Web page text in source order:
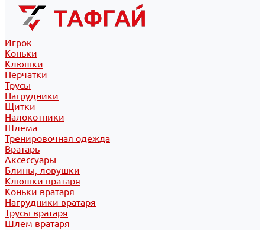
Игрок
Коньки
Клюшки
Перчатки
Трусы
Нагрудники
Щитки
Налокотники
Шлема
Тренировочная одежда
Вратарь
Аксессуары
Блины, ловушки
Клюшки вратаря
Коньки вратаря
Нагрудники вратаря
Трусы вратаря
Шлем вратаря